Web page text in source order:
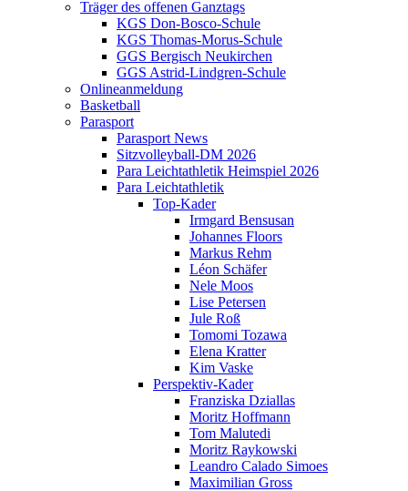
Träger des offenen Ganztags
KGS Don-Bosco-Schule
KGS Thomas-Morus-Schule
GGS Bergisch Neukirchen
GGS Astrid-Lindgren-Schule
Onlineanmeldung
Basketball
Parasport
Parasport News
Sitzvolleyball-DM 2026
Para Leichtathletik Heimspiel 2026
Para Leichtathletik
Top-Kader
Irmgard Bensusan
Johannes Floors
Markus Rehm
Léon Schäfer
Nele Moos
Lise Petersen
Jule Roß
Tomomi Tozawa
Elena Kratter
Kim Vaske
Perspektiv-Kader
Franziska Dziallas
Moritz Hoffmann
Tom Malutedi
Moritz Raykowski
Leandro Calado Simoes
Maximilian Gross